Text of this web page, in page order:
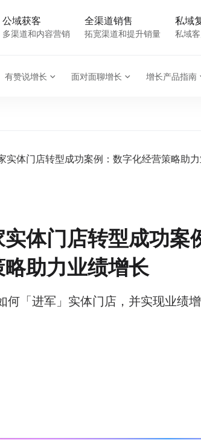
公域获客
多渠道和内容营销
全渠道销售
拓宽渠道和提升销量
私域
私域
有赞说增长 面对面聊增长 增长产品指南
实体门店转型成功案例：数字化经营策略助
体门店转型成功案
助力业绩增长
何「进军」实体门店，并实现业绩